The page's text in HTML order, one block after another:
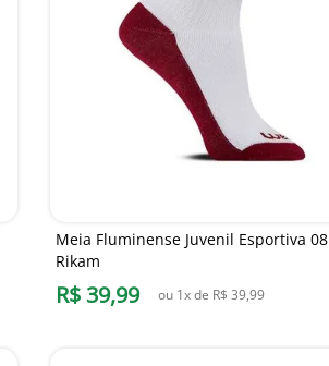
Meia Fluminense Juvenil Esportiva 08
Rikam
R$ 39,99 ou 1x de R$ 39,99